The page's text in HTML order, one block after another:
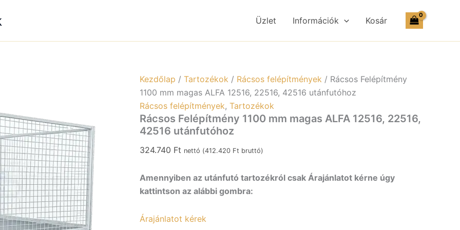
Üzlet Információk Kosár
Kezdőlap / Tartozékok / Rácsos felépítmények / Rácsos Felépítmény
1100 mm magas ALFA 12516, 22516, 42516 utánfutóhoz
Rácsos felépítmények, Tartozékok
Rácsos Felépítmény 1100 mm magas ALFA 12516, 22516,
42516 utánfutóhoz
324.740 Ft nettó (412.420 Ft bruttó)
Amennyiben az utánfutó tartozékról csak Árajánlatot kérne úgy
kattintson az alábbi gombra:
Árajánlatot kérek
22516,
mennyiség